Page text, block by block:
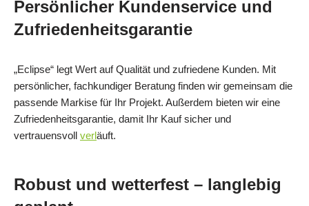
Persönlicher Kundenservice und
Zufriedenheitsgarantie
„Eclipse“ legt Wert auf Qualität und zufriedene Kunden. Mit
persönlicher, fachkundiger Beratung finden wir gemeinsam die
passende Markise für Ihr Projekt. Außerdem bieten wir eine
Zufriedenheitsgarantie, damit Ihr Kauf sicher und
vertrauensvoll verläuft.
Robust und wetterfest – langlebig